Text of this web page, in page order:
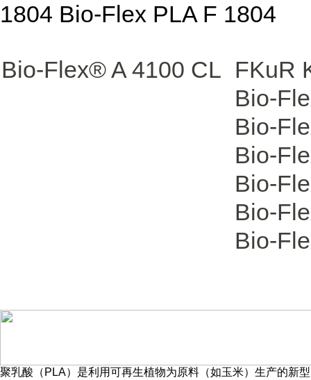
1804 Bio-Flex PLA F 1804
Bio-Flex® A 4100 CL FKuR
Bio-
Bio-
Bio-
Bio-
Bio-
Bio-
聚乳酸（PLA）是利用可再生植物为原料（如玉米）生产的新型